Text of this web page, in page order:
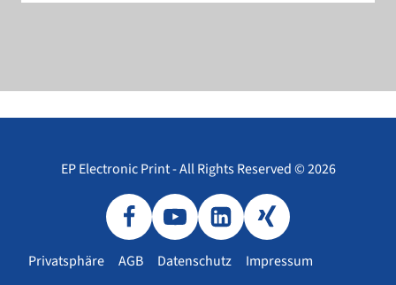
EP Electronic Print - All Rights Reserved © 2026
Privatsphäre AGB Datenschutz Impressum